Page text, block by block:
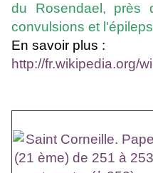
du Rosendael, près
convulsions et
En savoir plus :
http://fr.wikipedia.org/